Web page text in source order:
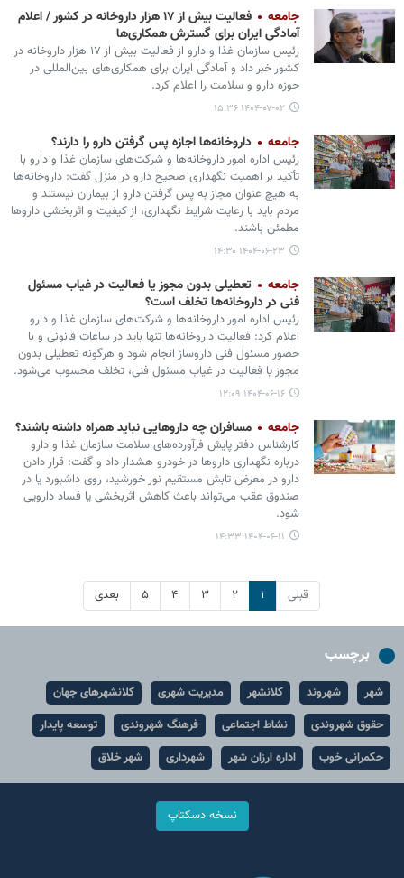
جامعه
فعالیت بیش از ۱۷ هزار داروخانه در کشور / اعلام
آمادگی ایران برای گسترش همکاری‌ها
رئیس سازمان غذا و دارو از فعالیت بیش از ۱۷ هزار داروخانه در
کشور خبر داد و آمادگی ایران برای همکاری‌های بین‌المللی در
حوزه دارو و سلامت را اعلام کرد.
۱۴۰۴-۰۷-۰۲ ۱۵:۳۶
جامعه داروخانه‌ها اجازه پس گرفتن دارو را دارند؟
رئیس اداره امور داروخانه‌ها و شرکت‌های سازمان غذا و دارو با
تأکید بر اهمیت نگهداری صحیح دارو در منزل گفت: داروخانه‌ها
به هیچ عنوان مجاز به پس گرفتن دارو از بیماران نیستند و
مردم باید با رعایت شرایط نگهداری، از کیفیت و اثربخشی داروها
مطمئن باشند.
۱۴۰۴-۰۶-۲۳ ۱۴:۳۰
جامعه
تعطیلی بدون مجوز یا فعالیت در غیاب مسئول
فنی در داروخانه‌ها تخلف است؟
رئیس اداره امور داروخانه‌ها و شرکت‌های سازمان غذا و دارو
اعلام کرد: فعالیت داروخانه‌ها تنها باید در ساعات قانونی و با
حضور مسئول فنی داروساز انجام شود و هرگونه تعطیلی بدون
مجوز یا فعالیت در غیاب مسئول فنی، تخلف محسوب می‌شود.
۱۴۰۴-۰۶-۱۶ ۱۲:۰۹
جامعه مسافران چه داروهایی نباید همراه داشته باشند؟
کارشناس دفتر پایش فرآورده‌های سلامت سازمان غذا و دارو
درباره نگهداری داروها در خودرو هشدار داد و گفت: قرار دادن
دارو در معرض تابش مستقیم نور خورشید، روی داشبورد یا در
صندوق عقب می‌تواند باعث کاهش اثربخشی یا فساد دارویی
شود.
۱۴۰۴-۰۶-۱۱ ۱۴:۳۳
قبلی ۱ ۲ ۳ ۴ ۵ بعدی
برچسب
شهر شهروند کلانشهر مدیریت شهری
کلانشهرهای جهان
حقوق شهروندی
نشاط اجتماعی فرهنگ شهروندی
توسعه پایدار
حکمرانی خوب
اداره ارزان شهر شهرداری شهر خلاق
نسخه دسکتاپ